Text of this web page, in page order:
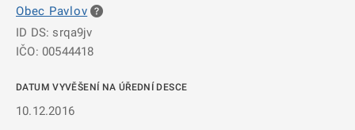
Obec Pavlov
ID DS: srqa9jv
IČO: 00544418
DATUM VYVĚŠENÍ NA ÚŘEDNÍ DESCE
10.12.2016